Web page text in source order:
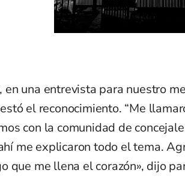
en una entrevista para nuestro
el reconocimiento. “Me
con la comunidad de
me explicaron todo el tema.
que me llena el corazón», dijo